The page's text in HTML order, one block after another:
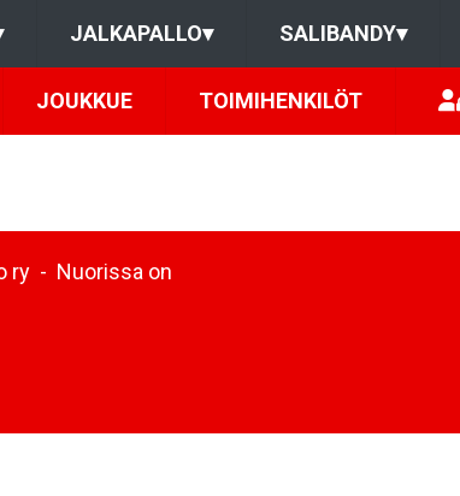
JALKAPALLO▾ SALIBANDY▾
JOUKKUE TOIMIHENKILÖT
ry - Nuorissa on